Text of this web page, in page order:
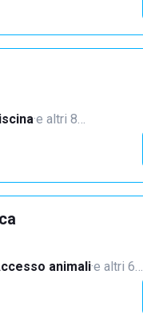
·e altri 8…
animali·e altri 6…